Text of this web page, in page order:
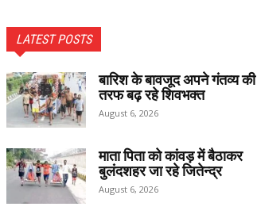
LATEST POSTS
बारिश के बावजूद अपने गंतव्य की
तरफ बढ़ रहे शिवभक्त
August 6, 2026
माता पिता को कांवड़ में बैठाकर
बुलंदशहर जा रहे जितेन्द्र
August 6, 2026